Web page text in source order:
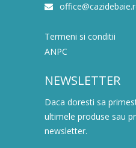
Termeni si conditii
ANPC
NEWSLETTER
Daca doresti sa
ultimele produse sau
newsletter.